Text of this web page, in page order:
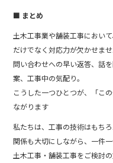
■ まとめ
土木工事業や舗装工事におい
だけでなく対応力が欠かせませ
問い合わせへの早い返答、話
案、工事中の気配り。
こうした一つひとつが、「こ
ながります
私たちは、工事の技術はもち
関係も大切にしながら、一件
土木工事・舗装工事をご検討